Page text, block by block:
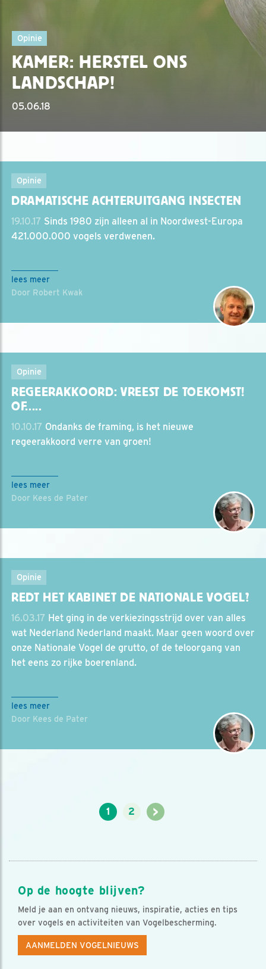
Opinie
KAMER: HERSTEL ONS
LANDSCHAP!
05.06.18
Opinie
DRAMATISCHE ACHTERUITGANG INSECTEN
19.10.17 Sinds 1980 zijn alleen al in Noordwest-Europa
421.000.000 vogels verdwenen.
lees meer
Door Robert Kwak
Opinie
REGEERAKKOORD: VREEST DE TOEKOMST!
OF.....
10.10.17 Ondanks de framing, is het nieuwe
regeerakkoord verre van groen!
lees meer
Door Kees de Pater
Opinie
REDT HET KABINET DE NATIONALE VOGEL?
16.03.17 Het ging in de verkiezingsstrijd over van alles
wat Nederland Nederland maakt. Maar geen woord over
onze Nationale Vogel de grutto, of de teloorgang van
het eens zo rijke boerenland.
lees meer
Door Kees de Pater
1 2 >
Op de hoogte blijven?
Meld je aan en ontvang nieuws, inspiratie, acties en tips
over vogels en activiteiten van Vogelbescherming.
AANMELDEN VOGELNIEUWS